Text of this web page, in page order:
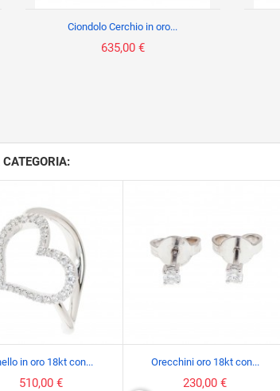
Ciondolo Cerchio in oro...
635,00 €
in oro 18kt con...
510,00 €
Orecchini oro 18kt con...
230,00 €